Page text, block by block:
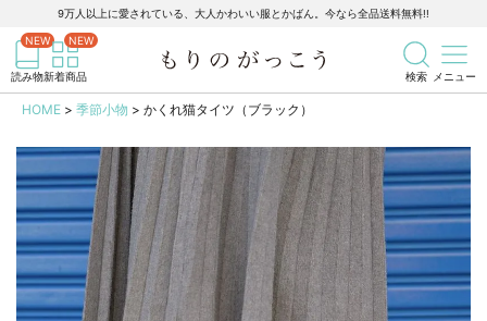
9万人以上に愛されている、大人かわいい服とかばん。今なら全品送料無料!!
読み物新着商品 検索 メニュー
商品を検索 記事を検索
HOME 季節小物 かくれ猫タイツ（ブラック）